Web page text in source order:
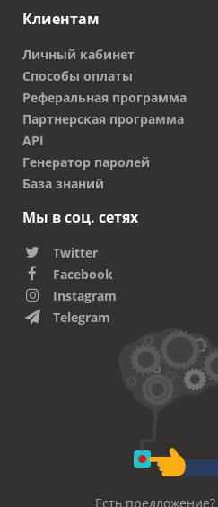
Клиентам
Личный кабинет
Способы оплаты
Реферальная программа
Партнерская программа
API
Генератор паролей
База знаний
Мы в соц. сетях
Twitter
Facebook
Instagram
Telegram
Есть предложение?